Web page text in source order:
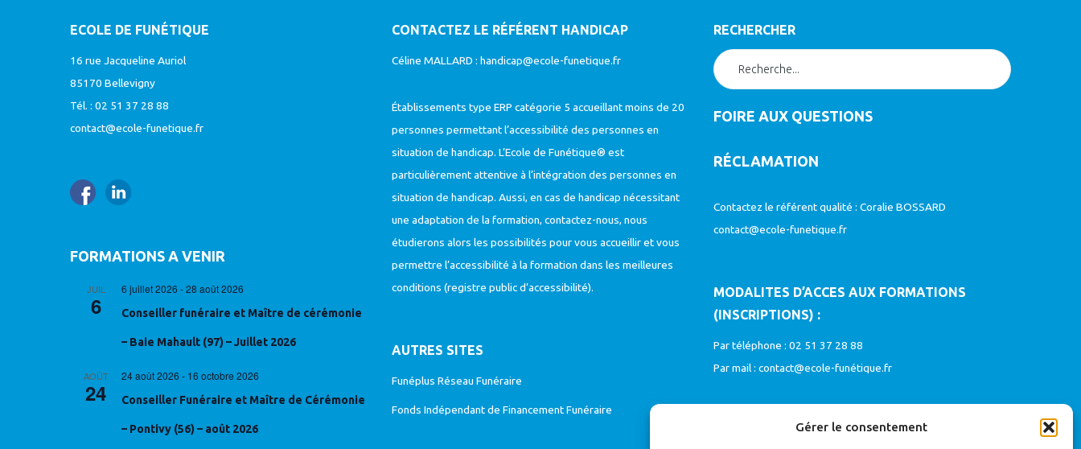
Gérer le consentement
ECOLE DE FUNÉTIQUE
16 rue Jacqueline Auriol
85170 Bellevigny
Tél. : 02 51 37 28 88
contact@ecole-funetique.fr
FORMATIONS A VENIR
JUIL
6
6 juillet 2026 -28 août 2026
Conseiller funéraire et Maître de cérémonie
– Baie Mahault (97) – Juillet 2026
AOÛT
24
24 août 2026 - 16 octobre 2026
Conseiller Funéraire et Maître de Cérémonie
– Pontivy (56) – août 2026
CONTACTEZ LE RÉFÉRENT HANDICAP
Céline MALLARD : handicap@ecole-funetique.fr
Établissements type ERP catégorie 5 accueillant moins de 20
personnes permettant l’accessibilité des personnes en
situation de handicap. L’Ecole de Funétique® est
particulièrement attentive à l’intégration des personnes en
situation de handicap. Aussi, en cas de handicap nécessitant
une adaptation de la formation, contactez-nous, nous
étudierons alors les possibilités pour vous accueillir et vous
permettre l’accessibilité à la formation dans les meilleures
conditions (registre public d’accessibilité).
AUTRES SITES
Funéplus Réseau Funéraire
Fonds Indépendant de Financement Funéraire
RECHERCHER
FOIRE AUX QUESTIONS
RÉCLAMATION
Contactez le référent qualité : Coralie BOSSARD
contact@ecole-funetique.fr
MODALITES D’ACCES AUX FORMATIONS
(INSCRIPTIONS) :
Par téléphone : 02 51 37 28 88
Par mail : contact@ecole-funétique.fr